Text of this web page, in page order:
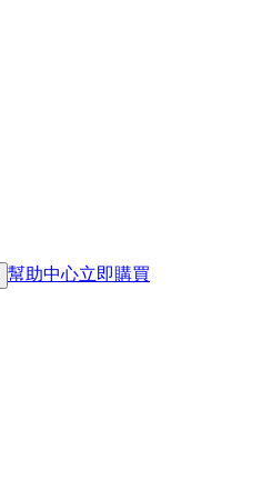
幫助中心立即購買